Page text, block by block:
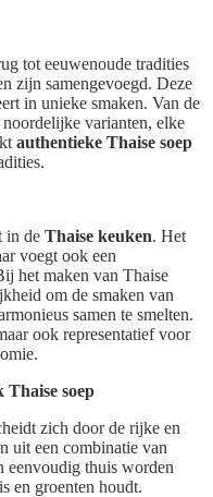
tot eeuwenoude tradities
zijn samengevoegd. Deze
in unieke smaken. Van de
varianten, elke
authentieke Thaise soep
in de Thaise keuken. Het
voegt ook een
het maken van Thaise
om de smaken van
samen te smelten.
ook representatief voor
Thaise soep
zich door de rijke en
uit een combinatie van
eenvoudig thuis worden
en groenten houdt.